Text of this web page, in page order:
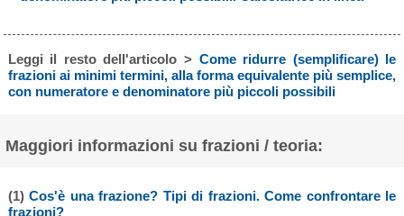
Leggi il resto dell'articolo > Come ridurre (semplificare) le
frazioni ai minimi termini, alla forma equivalente più semplice,
con numeratore e denominatore più piccoli possibili
Maggiori informazioni su frazioni / teoria:
(1)Cos'è una frazione? Tipi di frazioni. Come confrontare le
frazioni?